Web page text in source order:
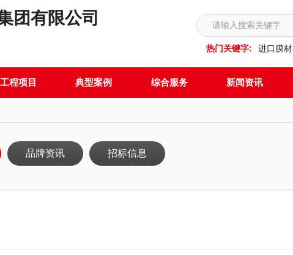
团有限公司
热门关键字: 进口膜材
工程项目 典型案例 综合服务 新闻资讯
品牌资讯 招标信息